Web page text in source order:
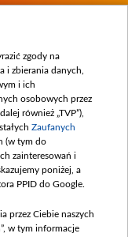
zgody na
i zbierania danych,
i ich
osobowych przez
również „TVP”),
Zaufanych
(w tym do
zainteresowań i
poniżej, a
PPID do Google.
przez Ciebie naszych
w tym informacje